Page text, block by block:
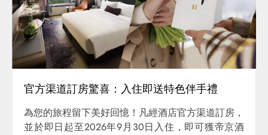
官方渠道訂房驚喜：入住即送特色伴手禮
為您的旅程留下美好回憶！凡經酒店官方渠道訂房，
並於即日起至2026年9月30日入住，即可獲帝京酒